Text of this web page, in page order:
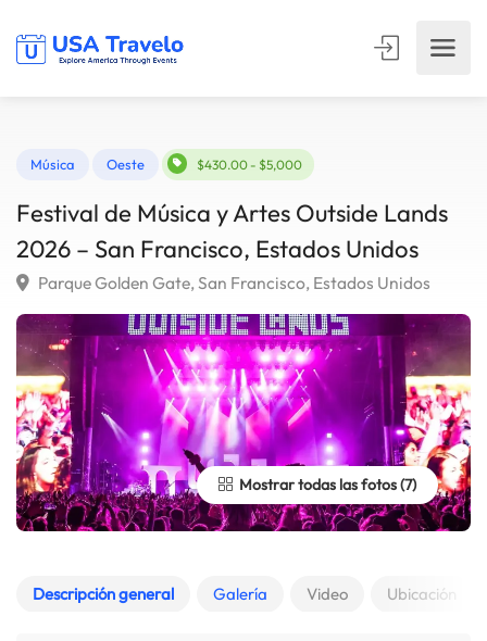
$430.00 - $5,000
Festival de Música y Artes Outside Lands
2026 – San Francisco, Estados Unidos
Mostrar todas las fotos
Descripción general Galería Video Ubicación